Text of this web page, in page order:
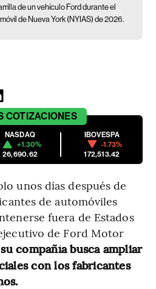
de un vehículo Ford durante el
de Nueva York (NYIAS) de 2026.
COTIZACIONES
NASDAQ
+1.30%
26,690.62
IBOVESPA
-1.73%
172,513.42
unos días después de
de automóviles
fuera de Estados
de Ford Motor
su compañía busca ampliar
con los fabricantes